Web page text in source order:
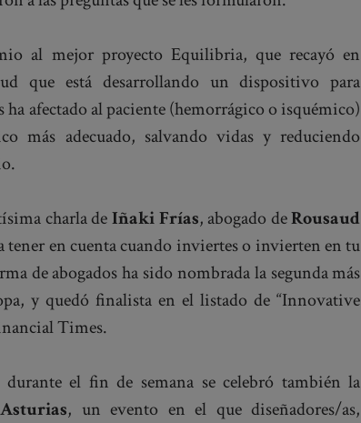
al mejor proyecto Equilibria, que recayó en
que está desarrollando un dispositivo para
afectado al paciente (hemorrágico o isquémico)
más adecuado, salvando vidas y reduciendo
charla deIñaki Frías, abogado deRousaud
tener en cuenta cuando inviertes o invierten en tu
de abogados ha sido nombrada la segunda más
y quedó finalista en el listado de “Innovative
Times.
el fin de semana se celebró también la
, un evento en el que diseñadores/as,